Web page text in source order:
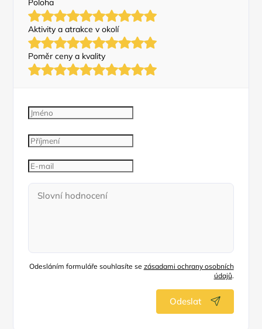
Poloha
Aktivity a atrakce v okolí
Poměr ceny a kvality
Odesláním formuláře souhlasíte se zásadami ochrany osobních
údajů.
Odeslat